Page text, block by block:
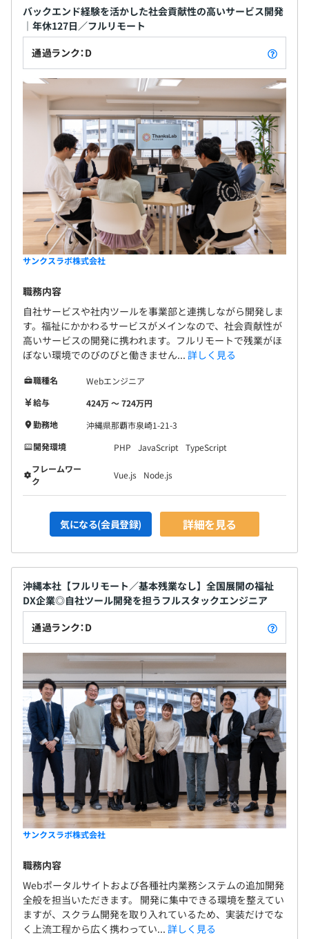
バックエンド経験を活かした社会貢献性の高いサービス開発
｜年休127日／フルリモート
通過ランク：D
サンクスラボ株式会社
職務内容
自社サービスや社内ツールを事業部と連携しながら開発しま
す。福祉にかかわるサービスがメインなので、社会貢献性が
高いサービスの開発に携われます。フルリモートで残業がほ
ぼない環境でのびのびと働きません... 詳しく見る
職種名
Webエンジニア
給与
424万 〜 724万円
勤務地
沖縄県那覇市泉崎1-21-3
開発環境
PHP JavaScript
TypeScript
フレームワー
ク
Vue.js Node.js
気になる(会員登録) 詳細を見る
沖縄本社【フルリモート／基本残業なし】全国展開の福祉
DX企業◎自社ツール開発を担うフルスタックエンジニア
通過ランク：D
サンクスラボ株式会社
職務内容
Webポータルサイトおよび各種社内業務システムの追加開発
全般を担当いただきます。 開発に集中できる環境を整えてい
ますが、スクラム開発を取り入れているため、実装だけでな
く上流工程から広く携わってい... 詳しく見る